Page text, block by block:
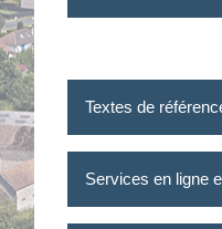
Textes de
Services en ligne